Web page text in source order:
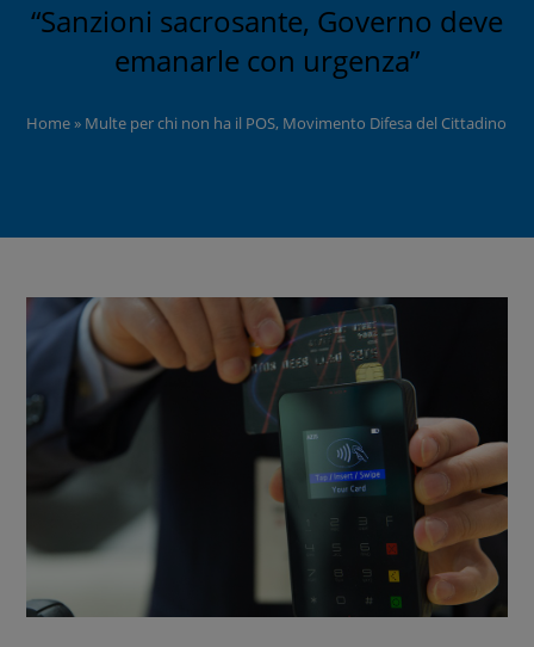
“Sanzioni sacrosante, Governo deve
emanarle con urgenza”
Home» Multe per chi non ha il POS, Movimento Difesa del Cittadino: